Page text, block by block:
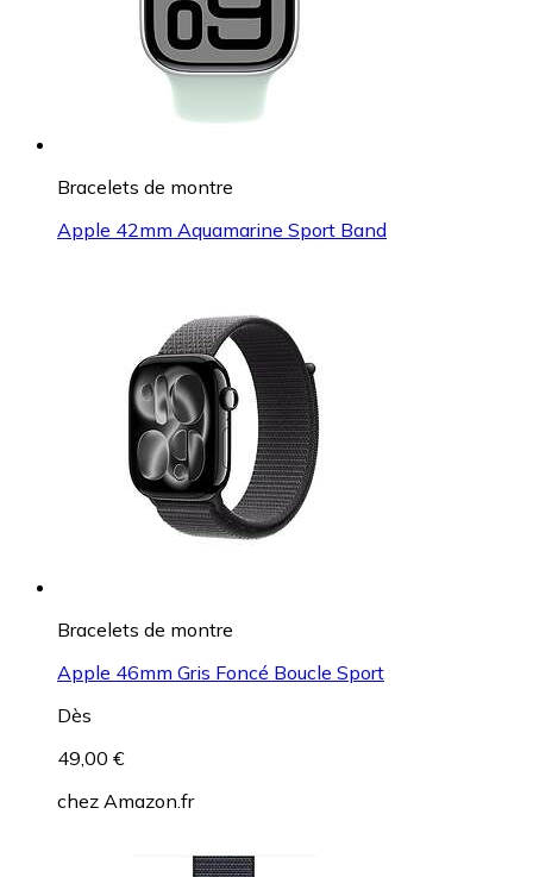
Bracelets de montre
Apple 42mm Aquamarine Sport Band
Bracelets de montre
Apple 46mm Gris Foncé Boucle Sport
Dès
49,00 €
chez Amazon.fr